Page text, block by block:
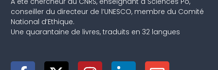
conseiller du directeur de l’UNESCO, membre du Comité
National d’Ethique.
Une quarantaine de livres, traduits en 32 langues